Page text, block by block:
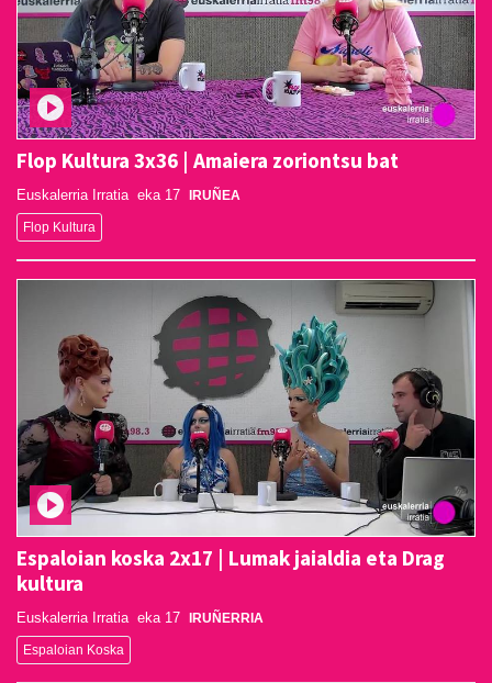
Flop Kultura 3x36 | Amaiera zoriontsu bat
Euskalerria Irratia eka 17 IRUÑEA
Flop Kultura
Espaloian koska 2x17 | Lumak jaialdia eta Drag
kultura
Euskalerria Irratia eka 17 IRUÑERRIA
Espaloian Koska